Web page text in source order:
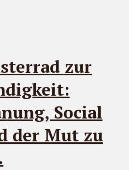
zur
Social
der Mut zu